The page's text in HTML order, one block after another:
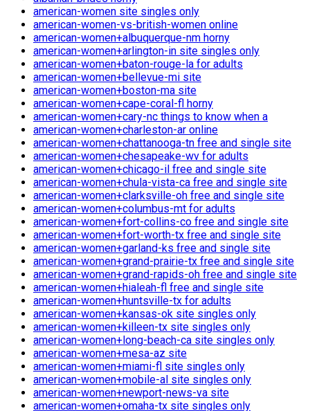
american-women site singles only
american-women-vs-british-women online
american-women+albuquerque-nm horny
american-women+arlington-in site singles only
american-women+baton-rouge-la for adults
american-women+bellevue-mi site
american-women+boston-ma site
american-women+cape-coral-fl horny
american-women+cary-nc things to know when a
american-women+charleston-ar online
american-women+chattanooga-tn free and single site
american-women+chesapeake-wv for adults
american-women+chicago-il free and single site
american-women+chula-vista-ca free and single site
american-women+clarksville-oh free and single site
american-women+columbus-mt for adults
american-women+fort-collins-co free and single site
american-women+fort-worth-tx free and single site
american-women+garland-ks free and single site
american-women+grand-prairie-tx free and single site
american-women+grand-rapids-oh free and single site
american-women+hialeah-fl free and single site
american-women+huntsville-tx for adults
american-women+kansas-ok site singles only
american-women+killeen-tx site singles only
american-women+long-beach-ca site singles only
american-women+mesa-az site
american-women+miami-fl site singles only
american-women+mobile-al site singles only
american-women+newport-news-va site
american-women+omaha-tx site singles only